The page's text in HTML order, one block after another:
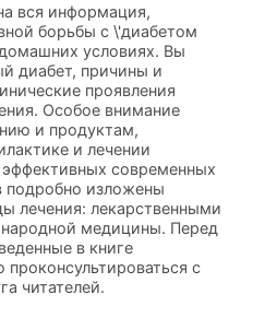
вся информация,
борьбы с \'диабетом
условиях. Вы
диабет, причины и
проявления
Особое внимание
и продуктам,
и лечении
современных
подробно изложены
лечения: лекарственными
медицины. Перед
в книге
с
читателей.